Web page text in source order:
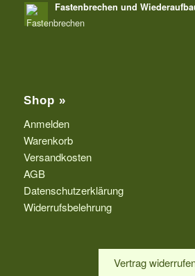
Fastenbrechen und
Shop »
Anmelden
Warenkorb
Versandkosten
AGB
Datenschutzerklärung
Widerrufsbelehrung
Vertrag